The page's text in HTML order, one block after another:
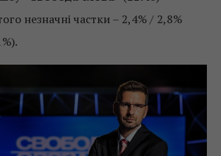
незначні частки – 2,4% / 2,8%